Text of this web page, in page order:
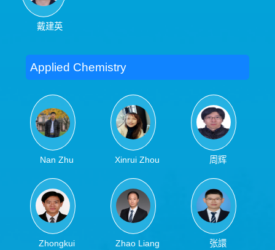
戴建英
Applied Chemistry
Nan Zhu Xinrui Zhou 周辉
Zhongkui
Zhao Liang 张譞